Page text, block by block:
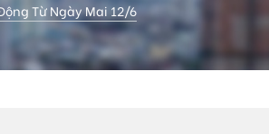
Từ Ngày Mai 12/6